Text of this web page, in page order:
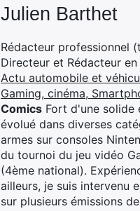
Julien Barthet
Rédacteur professionnel
Directeur et Rédacteur
Actu automobile et
Gaming, cinéma,
Comics Fort d'une solide
évolué dans diverses
armes sur consoles
du tournoi du jeu vidéo
(4ème national).
ailleurs, je suis intervenu
sur plusieurs émissions